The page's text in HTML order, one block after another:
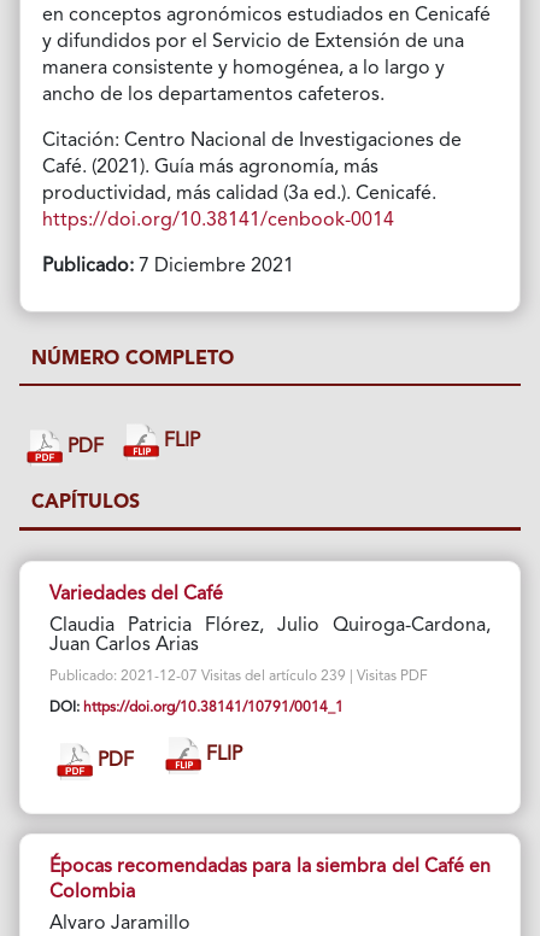
en conceptos agronómicos estudiados en Cenicafé
y difundidos por el Servicio de Extensión de una
manera consistente y homogénea, a lo largo y
ancho de los departamentos cafeteros.
Citación: Centro Nacional de Investigaciones de
Café. (2021). Guía más agronomía, más
productividad, más calidad (3a ed.). Cenicafé.
https://doi.org/10.38141/cenbook-0014
Publicado:7 Diciembre 2021
NÚMERO COMPLETO
PDF FLIP
CAPÍTULOS
Variedades del Café
Claudia Patricia Flórez, Julio Quiroga-Cardona,
Juan Carlos Arias
Publicado: 2021-12-07 Visitas del artículo 239 | Visitas PDF
DOI: https://doi.org/10.38141/10791/0014_1
PDF FLIP
Épocas recomendadas para la siembra del Café en
Colombia
Alvaro Jaramillo